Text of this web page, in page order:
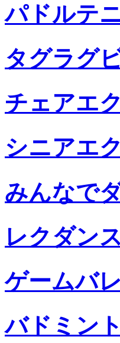
パドルテ
タグラグ
チェアエ
シニアエ
みんなで
レクダンス
ゲームバ
バドミン